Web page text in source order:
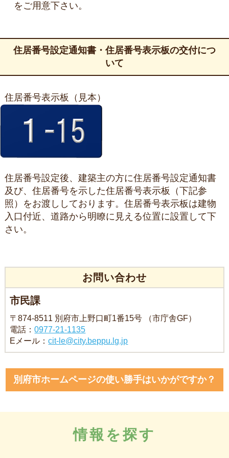
をご用意下さい。
住居番号設定通知書・住居番号表示板の交付につ
いて
住居番号表示板（見本）
住居番号設定後、建築主の方に住居番号設定通知書
及び、住居番号を示した住居番号表示板（下記参
照）をお渡ししております。住居番号表示板は建物
入口付近、道路から明瞭に見える位置に設置して下
さい。
お問い合わせ
市民課
〒874-8511 別府市上野口町1番15号 （市庁舎GF）
電話：0977-21-1135
Eメール：cit-le@city.beppu.lg.jp
別府市ホームページの使い勝手はいかがですか？
情報を探す